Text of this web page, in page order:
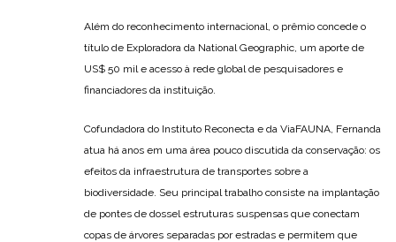
Além do reconhecimento internacional, o prêmio concede o
título de Exploradora da National Geographic, um aporte de
US$ 50 mil e acesso à rede global de pesquisadores e
financiadores da instituição.
Cofundadora do Instituto Reconecta e da ViaFAUNA, Fernanda
atua há anos em uma área pouco discutida da conservação: os
efeitos da infraestrutura de transportes sobre a
biodiversidade. Seu principal trabalho consiste na implantação
de pontes de dossel estruturas suspensas que conectam
copas de árvores separadas por estradas e permitem que